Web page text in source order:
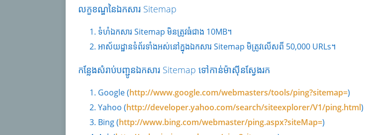
លក្ខខណ្ឌនៃឯកសារ Sitemap
ទំហំឯកសារ Sitemap មិនត្រូវធំជាង 10MB។
អាស័យដ្ឋានទំព័រទាំងអស់នៅក្នុងឯកសារ Sitemap មិត្រូវលើសពី 50,000 URLs។
កន្លែងសំរាប់បញ្ជូនឯកសារ Sitemap ទៅកាន់ម៉ាស៊ីនស្វែងរក
Google (http://www.google.com/webmasters/tools/ping?sitemap=)
Yahoo (http://developer.yahoo.com/search/siteexplorer/V1/ping.html)
Bing (http://www.bing.com/webmaster/ping.aspx?siteMap=)